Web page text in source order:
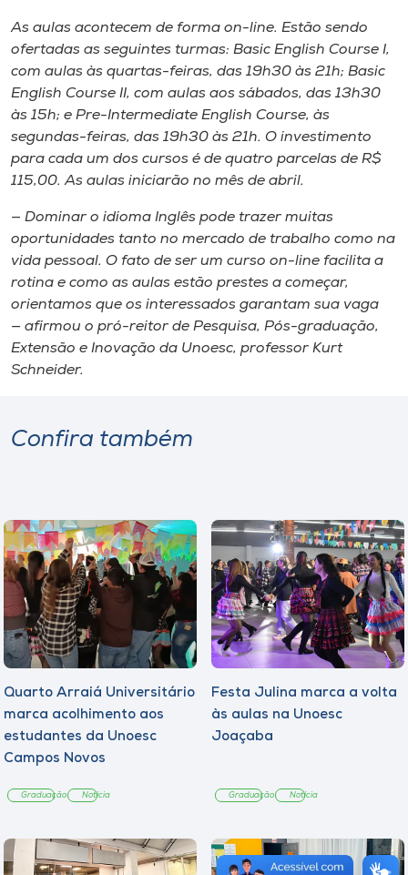
Museu
Unoesc
Store
Selecione
o idioma
A+
A-
As aulas acontecem de forma on-line. Estão sendo
ofertadas as seguintes turmas: Basic English Course I,
com aulas às quartas-feiras, das 19h30 às 21h; Basic
English Course II, com aulas aos sábados, das 13h30
às 15h; e Pre-Intermediate English Course, às
segundas-feiras, das 19h30 às 21h. O investimento
para cada um dos cursos é de quatro parcelas de R$
115,00. As aulas iniciarão no mês de abril.
— Dominar o idioma Inglês pode trazer muitas
oportunidades tanto no mercado de trabalho como na
vida pessoal. O fato de ser um curso on-line facilita a
rotina e como as aulas estão prestes a começar,
orientamos que os interessados garantam sua vaga
— afirmou o pró-reitor de Pesquisa, Pós-graduação,
Extensão e Inovação da Unoesc, professor Kurt
Schneider.
Confira também
Quarto Arraiá Universitário
marca acolhimento aos
estudantes da Unoesc
Campos Novos
Graduação Notícia
Festa Julina marca a volta
às aulas na Unoesc
Joaçaba
Graduação Notícia